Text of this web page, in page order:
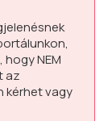
hogyNEM
az
kérhet vagy